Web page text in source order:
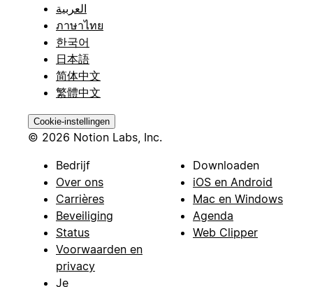
العربية
ภาษาไทย
한국어
日本語
简体中文
繁體中文
Cookie-instellingen
© 2026 Notion Labs, Inc.
Bedrijf
Over ons
Carrières
Beveiliging
Status
Voorwaarden en
privacy
Je
Downloaden
iOS en Android
Mac en Windows
Agenda
Web Clipper